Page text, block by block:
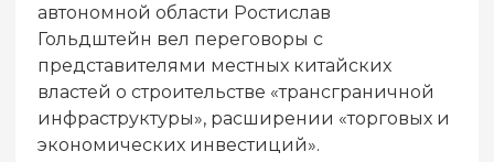
автономной области Ростислав
Гольдштейн вел переговоры с
представителями местных китайских
властей о строительстве «трансграничной
инфраструктуры», расширении «торговых и
экономических инвестиций».